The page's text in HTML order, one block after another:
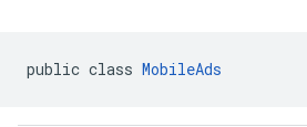
public class MobileAds